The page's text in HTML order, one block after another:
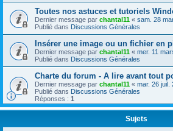
Toutes nos astuces et tutoriels
Dernier message par chantal11 « sam. 28
Publié dans Discussions Générales
Insérer une image ou un fichier en
Dernier message par chantal11 « mer. 11
Publié dans Discussions Générales
Charte du forum - A lire avant tout
Dernier message par chantal11 « mar. 26 juil.
Publié dans Discussions Générales
Réponses : 1
Sujets